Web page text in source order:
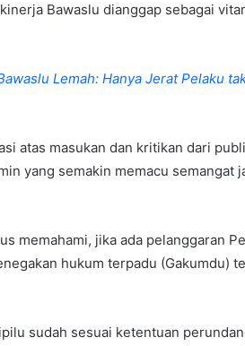
Bawaslu dianggap sebagai
Lemah: Hanya Jerat Pelaku
atas masukan dan kritikan dari
yang semakin memacu semangat
memahami, jika ada pelanggaran
hukum terpadu (Gakumdu)
sudah sesuai ketentuan